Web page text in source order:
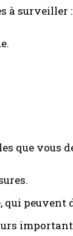
à surveiller :
que vous
peuvent